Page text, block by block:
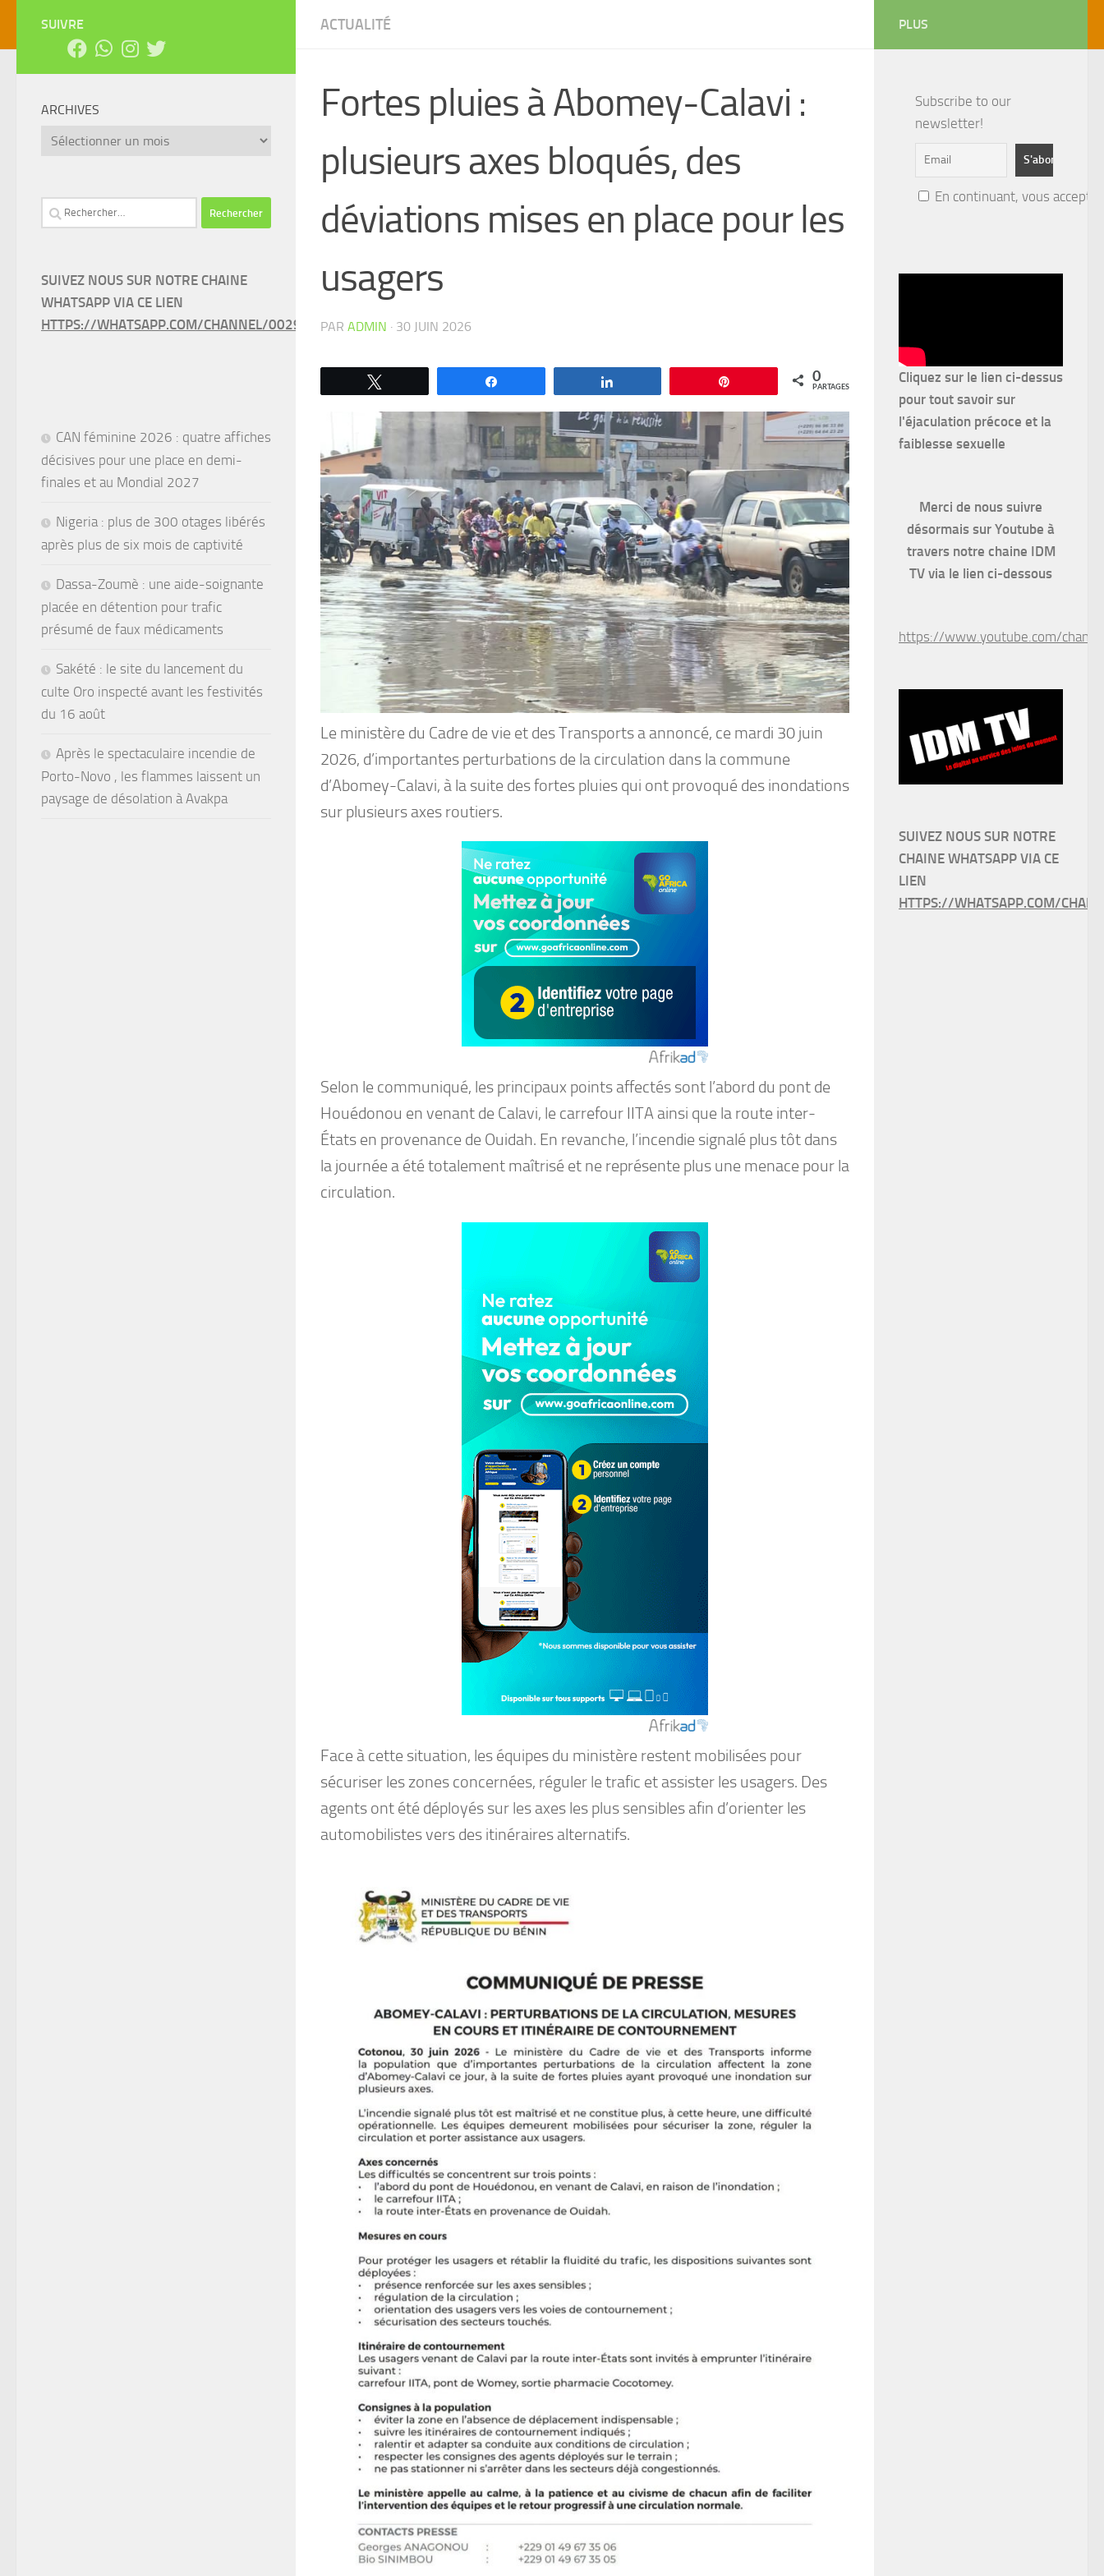
ACTUALITÉ
Fortes pluies à Abomey-Calavi :
plusieurs axes bloqués, des
déviations mises en place pour les
usagers
PAR ADMIN · 30 JUIN 2026
0
PARTAGES
Le ministère du Cadre de vie et des Transports a annoncé, ce mardi 30 juin
2026, d’importantes perturbations de la circulation dans la commune
d’Abomey-Calavi, à la suite des fortes pluies qui ont provoqué des inondations
sur plusieurs axes routiers.
Selon le communiqué, les principaux points affectés sont l’abord du pont de
Houédonou en venant de Calavi, le carrefour IITA ainsi que la route inter-
États en provenance de Ouidah. En revanche, l’incendie signalé plus tôt dans
la journée a été totalement maîtrisé et ne représente plus une menace pour la
circulation.
Face à cette situation, les équipes du ministère restent mobilisées pour
sécuriser les zones concernées, réguler le trafic et assister les usagers. Des
agents ont été déployés sur les axes les plus sensibles afin d’orienter les
automobilistes vers des itinéraires alternatifs.
SUIVRE
ARCHIVES
Archives
Rechercher :
SUIVEZ NOUS SUR NOTRE CHAINE
WHATSAPP VIA CE LIEN
HTTPS://WHATSAPP.COM/CHANNEL/0029VAEEL3LCCW4VC7IPMY0L
CAN féminine 2026 : quatre affiches
décisives pour une place en demi-
finales et au Mondial 2027
Nigeria : plus de 300 otages libérés
après plus de six mois de captivité
Dassa-Zoumè : une aide-soignante
placée en détention pour trafic
présumé de faux médicaments
Sakété : le site du lancement du
culte Oro inspecté avant les festivités
du 16 août
Après le spectaculaire incendie de
Porto-Novo , les flammes laissent un
paysage de désolation à Avakpa
PLUS
Subscribe to our
newsletter!
En continuant, vous
Cliquez sur le lien ci-dessus
pour tout savoir sur
l'éjaculation précoce et la
faiblesse sexuelle
Merci de nous suivre
désormais sur Youtube à
travers notre chaine IDM
TV via le lien ci-dessous
https://www.youtube.com/
SUIVEZ NOUS SUR NOTRE
CHAINE WHATSAPP VIA CE
LIEN
HTTPS://WHATSAPP.COM/